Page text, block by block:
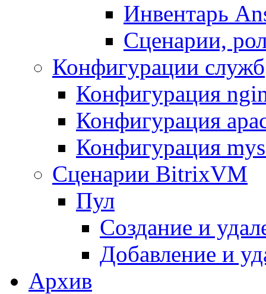
Инвентарь
Сценарии,
Конфигурации служб
Конфигурация
Конфигурация
Конфигурация
Сценарии BitrixVM
Пул
Создание и
Добавление и
Архив